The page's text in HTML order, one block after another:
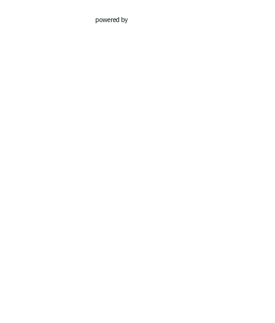
powered by